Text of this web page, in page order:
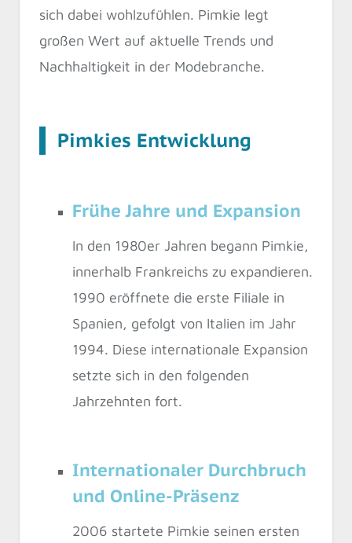
sich dabei wohlzufühlen. Pimkie legt
großen Wert auf aktuelle Trends und
Nachhaltigkeit in der Modebranche.
Pimkies Entwicklung
Frühe Jahre und Expansion
In den 1980er Jahren begann Pimkie,
innerhalb Frankreichs zu expandieren.
1990 eröffnete die erste Filiale in
Spanien, gefolgt von Italien im Jahr
1994. Diese internationale Expansion
setzte sich in den folgenden
Jahrzehnten fort.
Internationaler Durchbruch
und Online-Präsenz
2006 startete Pimkie seinen ersten